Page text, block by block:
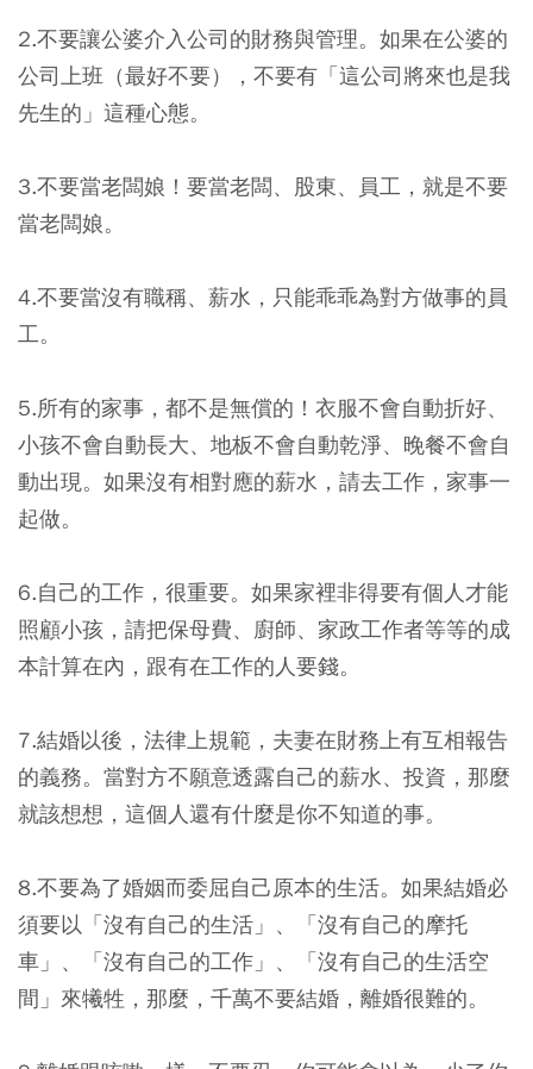
2.不要讓公婆介入公司的財務與管理。如果在公婆的
公司上班（最好不要），不要有「這公司將來也是我
先生的」這種心態。
3.不要當老闆娘！要當老闆、股東、員工，就是不要
當老闆娘。
4.不要當沒有職稱、薪水，只能乖乖為對方做事的員
工。
5.所有的家事，都不是無償的！衣服不會自動折好、
小孩不會自動長大、地板不會自動乾淨、晚餐不會自
動出現。如果沒有相對應的薪水，請去工作，家事一
起做。
6.自己的工作，很重要。如果家裡非得要有個人才能
照顧小孩，請把保母費、廚師、家政工作者等等的成
本計算在內，跟有在工作的人要錢。
7.結婚以後，法律上規範，夫妻在財務上有互相報告
的義務。當對方不願意透露自己的薪水、投資，那麼
就該想想，這個人還有什麼是你不知道的事。
8.不要為了婚姻而委屈自己原本的生活。如果結婚必
須要以「沒有自己的生活」、「沒有自己的摩托
車」、「沒有自己的工作」、「沒有自己的生活空
間」來犧牲，那麼，千萬不要結婚，離婚很難的。